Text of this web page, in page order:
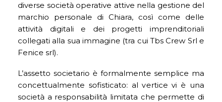
diverse società operative attive nella gestione del
marchio personale di Chiara, così come delle
attività digitali e dei progetti imprenditoriali
collegati alla sua immagine (tra cui Tbs Crew Srl e
Fenice srl).
L’assetto societario è formalmente semplice ma
concettualmente sofisticato: al vertice vi è una
società a responsabilità limitata che permette di